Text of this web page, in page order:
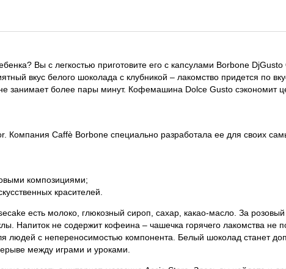
Вы с легкостью приготовите его с капсулами Borbone
вкус белого шоколада с клубникой – лакомство придется
не занимает более пары минут. Кофемашина Dolce Gusto
Компания Caffè Borbone специально разработала ее для своих
композициями;
красителей.
есть молоко, глюкозный сироп, сахар, какао-масло. За
Напиток не содержит кофеина – чашечка горячего
для людей с непереносимостью компонента. Белый
энергии в перерыве между играми и уроками.